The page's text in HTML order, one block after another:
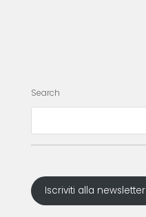
Search
Iscriviti alla newsletter